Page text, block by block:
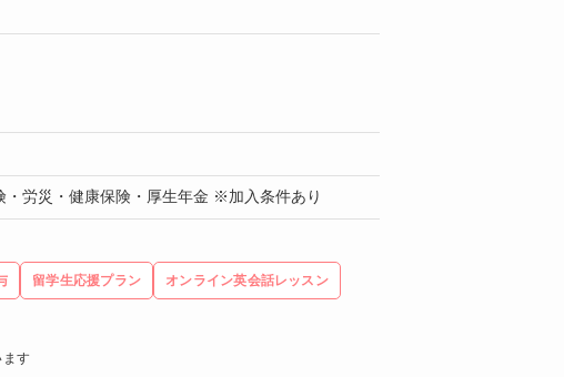
・労災・健康保険・厚生年金 ※加入条件あり
留学生応援プラン オンライン英会話レッスン
す